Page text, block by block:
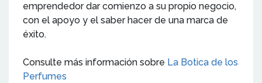
emprendedor dar comienzo a su propio negocio,
con el apoyo y el saber hacer de una marca de
éxito.
Consulte más información sobre La Botica de los
Perfumes